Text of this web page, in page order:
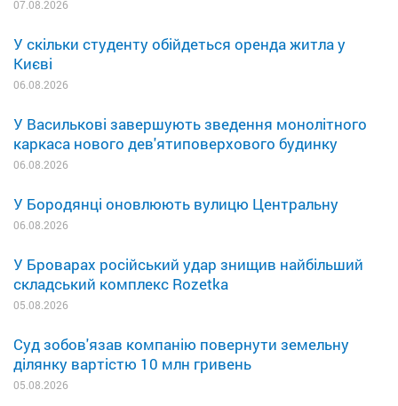
07.08.2026
У скільки студенту обійдеться оренда житла у
Києві
06.08.2026
У Василькові завершують зведення монолітного
каркаса нового дев'ятиповерхового будинку
06.08.2026
У Бородянці оновлюють вулицю Центральну
06.08.2026
У Броварах російський удар знищив найбільший
складський комплекс Rozetka
05.08.2026
Суд зобов'язав компанію повернути земельну
ділянку вартістю 10 млн гривень
05.08.2026